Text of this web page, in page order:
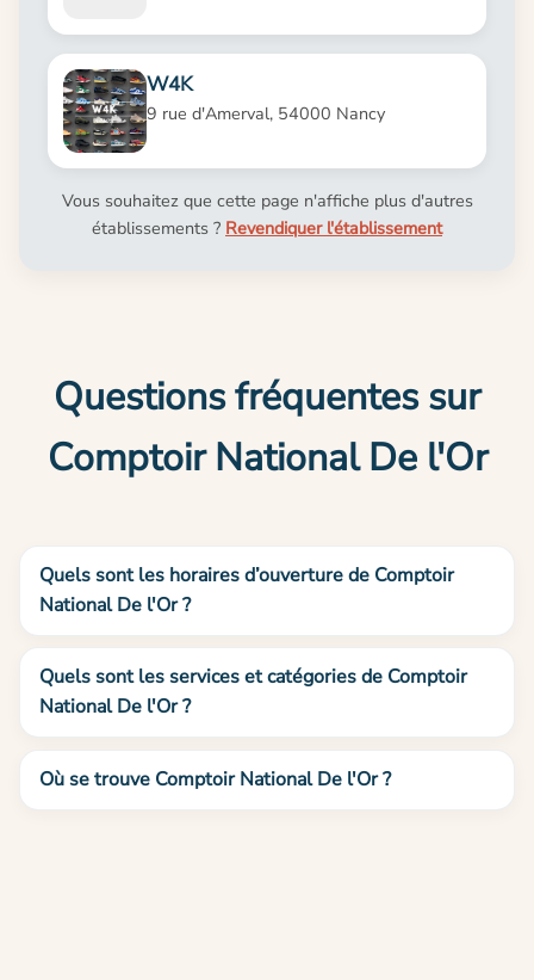
W4K
9 rue d'Amerval, 54000 Nancy
Vous souhaitez que cette page n'affiche plus d'autres
établissements ? Revendiquer l'établissement
Questions fréquentes sur
Comptoir National De l'Or
Quels sont les horaires d’ouverture de Comptoir
National De l'Or ?
Quels sont les services et catégories de Comptoir
National De l'Or ?
Où se trouve Comptoir National De l'Or ?